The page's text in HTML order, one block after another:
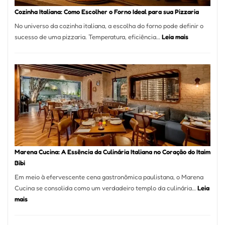
Portal
Resolver
Isso
Cozinha Italiana: Como Escolher o Forno Ideal para sua Pizzaria
No universo da cozinha italiana, a escolha do forno pode definir o
sucesso de uma pizzaria. Temperatura, eficiência…Leia mais:
Como
Escolher
o
Forno
Ideal
para
sua
Pizzaria
Marena Cucina: A Essência da Culinária Italiana no Coração do Itaim
Bibi
Em meio à efervescente cena gastronômica paulistana, o Marena
Cucina se consolida como um verdadeiro templo da culinária… Leia
mais: